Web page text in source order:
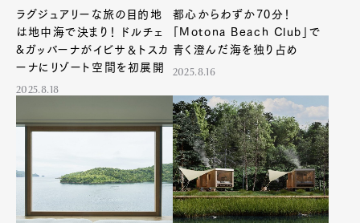
ラグジュアリーな旅の目的地
は地中海で決まり！ ドルチェ
&ガッバーナがイビサ＆トスカ
ーナにリゾート空間を初展開
2025.8.18
都心からわずか70分！
「Motona Beach Club」で
青く澄んだ海を独り占め
2025.8.16